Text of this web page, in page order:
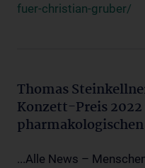
fuer-christian-gruber/
Thomas
Konzett-Preis
...Alle News –